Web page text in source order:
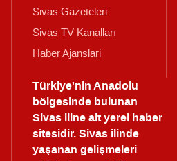
Sivas Gazeteleri
Sivas TV Kanalları
Haber Ajanslari
Türkiye'nin Anadolu
bölgesinde bulunan
Sivas iline ait yerel haber
sitesidir. Sivas ilinde
yaşanan gelişmeleri